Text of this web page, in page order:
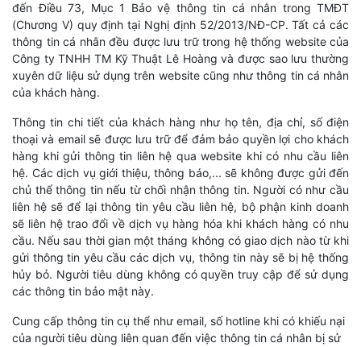
đến Điều 73, Mục 1 Bảo vệ thông tin cá nhân trong TMĐT
(Chương V) quy định tại Nghị định 52/2013/NĐ-CP. Tất cả các
thông tin cá nhân đều được lưu trữ trong hệ thống website của
Công ty TNHH TM Kỹ Thuật Lê Hoàng và được sao lưu thường
xuyên dữ liệu sử dụng trên website cũng như thông tin cá nhân
của khách hàng.
Thông tin chi tiết của khách hàng như họ tên, địa chỉ, số điện
thoại và email sẽ được lưu trữ để đảm bảo quyền lợi cho khách
hàng khi gửi thông tin liên hệ qua website khi có nhu cầu liên
hệ. Các dịch vụ giới thiệu, thông báo,... sẽ không được gửi đến
chủ thể thông tin nếu từ chối nhận thông tin. Người có như cầu
liên hệ sẽ để lại thông tin yêu cầu liên hệ, bộ phận kinh doanh
sẽ liên hệ trao đổi về dịch vụ hàng hóa khi khách hàng có nhu
cầu. Nếu sau thời gian một tháng không có giao dịch nào từ khi
gửi thông tin yêu cầu các dịch vụ, thông tin này sẽ bị hệ thống
hủy bỏ. Người tiêu dùng không có quyền truy cập để sử dụng
các thông tin bảo mật này.
Cung cấp thông tin cụ thể như email, số hotline khi có khiếu nại
của người tiêu dùng liên quan đến việc thông tin cá nhân bị sử